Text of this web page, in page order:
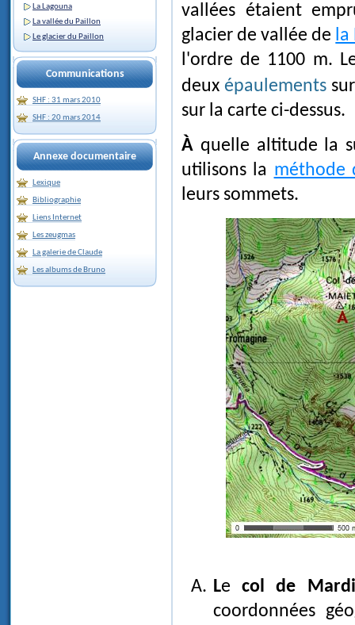
La Lagouna
La vallée du Paillon
Le glacier du Paillon
Communications
SHF : 31 mars 2010
SHF : 20 mars 2014
Annexe documentaire
Lexique
Bibliographie
Liens Internet
Les zeugmas
La galerie de Claude
Les albums de Bruno
vallées étaient
glacier de vallée de
l'ordre de 1100 m.
deux épaulements
sur la carte ci-dessus.
À quelle altitude la surface du glacier s'élevait-elle ici ? Pour le savoir,
utilisons la méthode
leurs sommets.
Lecol de Mardi
coordonnées